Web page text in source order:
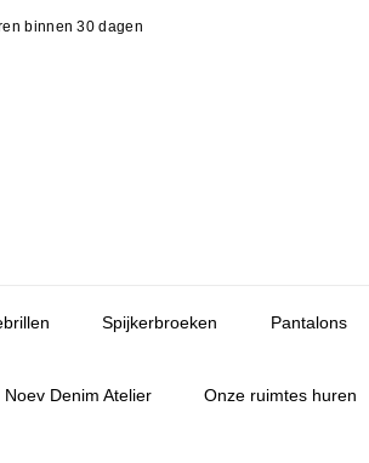
binnen 30 dagen
Spijkerbroeken Pantalons
Noev Denim Atelier Onze ruimtes huren